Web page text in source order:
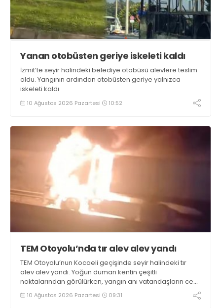
Yanan otobüsten geriye iskeleti kaldı
İzmit’te seyir halindeki belediye otobüsü alevlere teslim
oldu. Yangının ardından otobüsten geriye yalnızca
iskeleti kaldı
10 Ağustos 2026 Pazartesi 10:52
TEM Otoyolu’nda tır alev alev yandı
TEM Otoyolu’nun Kocaeli geçişinde seyir halindeki tır
alev alev yandı. Yoğun duman kentin çeşitli
noktalarından görülürken, yangın anı vatandaşların cep
telefonu kameralarına yansıdı
10 Ağustos 2026 Pazartesi 09:31